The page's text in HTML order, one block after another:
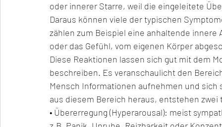
oder innerer Starre, weil die eingeleitete
Daraus können viele der typischen
zählen zum Beispiel eine anhaltende
oder das Gefühl, vom eigenen Körper
Diese Reaktionen lassen sich gut mit dem
beschreiben. Es veranschaulicht den
Mensch Informationen aufnehmen und sich
aus diesem Bereich heraus, entstehen
• Übererregung (Hyperarousal): meist